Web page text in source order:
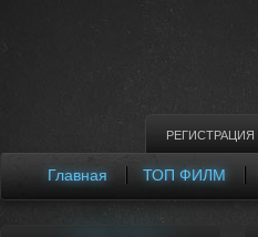
РЕГИСТРАЦИЯ
ТОП ФИЛМ
Главная